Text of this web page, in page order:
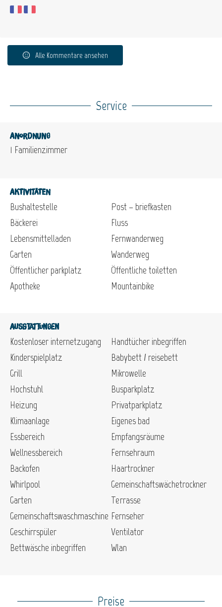
Alle Kommentare ansehen
Service
Anordnung
1 Familienzimmer
Aktivitäten
Bushaltestelle
Bäckerei
Lebensmittelladen
Garten
Öffentlicher parkplatz
Apotheke
Post – briefkasten
Fluss
Fernwanderweg
Wanderweg
Öffentliche toiletten
Mountainbike
Ausstattungen
Kostenloser internetzugang
Kinderspielplatz
Grill
Hochstuhl
Heizung
Klimaanlage
Essbereich
Wellnessbereich
Backofen
Whirlpool
Garten
Gemeinschaftswaschmaschine
Geschirrspüler
Bettwäsche inbegriffen
Handtücher inbegriffen
Babybett / reisebett
Mikrowelle
Busparkplatz
Privatparkplatz
Eigenes bad
Empfangsräume
Fernsehraum
Haartrockner
Gemeinschaftswächetrockner
Terrasse
Fernseher
Ventilator
Wlan
Preise